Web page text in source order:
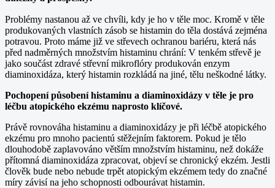
Problémy nastanou až ve chvíli, kdy je ho v těle moc. Kromě v těle
produkovaných vlastních zásob se histamin do těla dostává zejména
potravou. Proto máme již ve střevech ochranou bariéru, která nás
před nadměrných množstvím histaminu chrání: V tenkém střevě je
jako součást zdravé střevní mikroflóry produkován enzym
diaminoxidáza, který histamin rozkládá na jiné, tělu neškodné látky.
Pochopení působení histaminu a diaminoxidázy v těle je pro
léčbu atopického ekzému naprosto klíčové.
Právě rovnováha histaminu a diaminoxidázy je při léčbě atopického
ekzému pro mnoho pacientú stěžejním faktorem. Pokud je tělo
dlouhodobě zaplavováno větším množstvím histaminu, než dokáže
přítomná diaminoxidáza zpracovat, objeví se chronický ekzém. Jestli
člověk bude nebo nebude trpět atopickým ekzémem tedy do značné
míry závisí na jeho schopnosti odbourávat histamin.